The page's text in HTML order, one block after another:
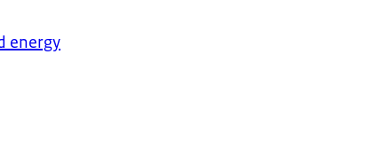
energy